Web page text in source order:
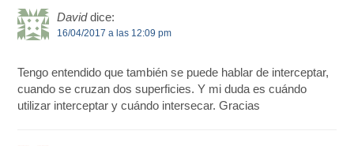
David dice:
16/04/2017 a las 12:09 pm
Tengo entendido que también se puede hablar de interceptar,
cuando se cruzan dos superficies. Y mi duda es cuándo
utilizar interceptar y cuándo intersecar. Gracias